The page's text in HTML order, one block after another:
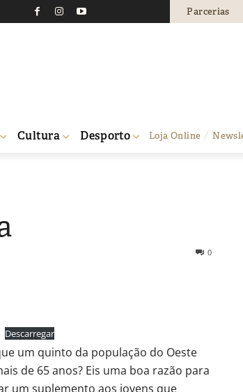
Parcerias
Cultura Desporto Loja Online
0
Descarregar
um quinto da população do Oeste
de 65 anos? Eis uma boa razão para
um suplemento aos jovens que